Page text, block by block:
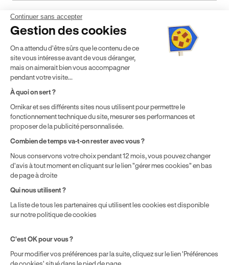
Mentions légales CGV CGU Politique de confidentialité
* Détail des conditions de nos offres
localisation géographique et du type de formules que vous
achetez comme détaillé dans nosConditions Générales de
Vente.
Continuer sans accepter
Gestion des cookies
On a attendu d'être sûrs que le contenu de ce
site vous intéresse avant de vous déranger,
mais on aimerait bien vous accompagner
pendant votre visite...
À quoi on sert ?
Ornikar et ses différents sites nous utilisent pour permettre le
fonctionnement technique du site, mesurer ses performances et
proposer de la publicité personnalisée.
Combien de temps va-t-on rester avec vous ?
Nous conservons votre choix pendant 12 mois, vous pouvez changer
d'avis à tout moment en cliquant sur le lien "gérer mes cookies" en bas
de page à droite
Qui nous utilisent ?
La liste de tous les partenaires qui utilisent les cookies est disponible
sur notre politique de cookies
C'est OK pour vous ?
Pour modifier vos préférences par la suite, cliquez sur le lien 'Préférences
de cookies' situé dans le pied de page.